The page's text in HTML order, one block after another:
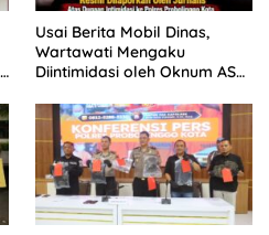
Usai Berita Mobil Dinas,
Wartawati Mengaku
Diintimidasi oleh Oknum ASN
Tempuh Jalur Hukum